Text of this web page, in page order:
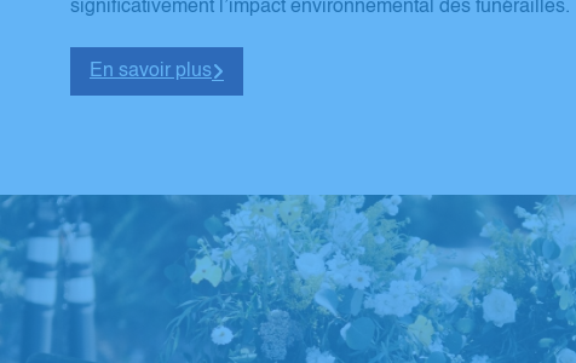
significativement l’impact environnemental des funérailles.
En savoir plus